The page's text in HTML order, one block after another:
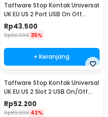
Taffware Stop Kontak Universal
UK EU US 2 Port USB On Off
Switch - LC-20
Rp43.500
Rp66.000 35%
+ Keranjang
Taffware Stop Kontak Universal
UK EU US 2 Slot 2 USB On/Off
Switch - LC-86
Rp52.200
Rp89.900 42%